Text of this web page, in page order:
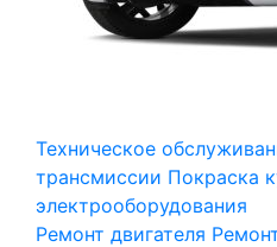
Техническое
трансмиссии Покраска
электрооборудования
Ремонт двигателя